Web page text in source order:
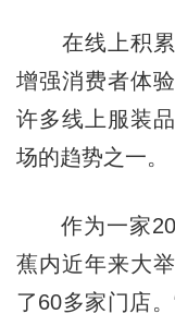
在线上积累
增强消费者体
许多线上服装
场的趋势之一。
作为一家
蕉内近年来大
了60多家门店